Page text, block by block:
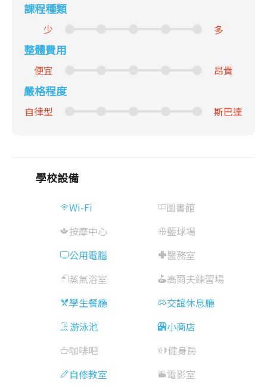
課程種類
少 多
整體費用
便宜 昂貴
嚴格程度
自律型 斯巴達
學校設備
Wi-Fi
圖書館
按摩中心
籃球場
公用電腦
醫務室
蒸氣浴室
高爾夫練習場
學生餐廳
交誼休息廳
游泳池
小商店
咖啡吧
健身房
自修教室
電影室